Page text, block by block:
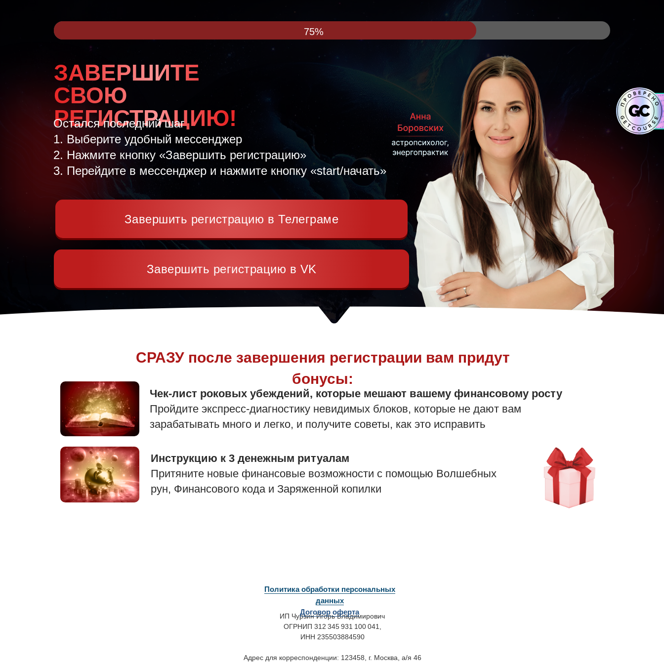
ЗАВЕРШИТЕ
СВОЮ
РЕГИСТРАЦИЮ!
Остался последний шаг
1. Выберите удобный мессенджер
2. Нажмите кнопку «Завершить регистрацию»
3. Перейдите в мессенджер и нажмите кнопку «start/начать»
Завершить регистрацию в Телеграме
Завершить регистрацию в VK
75%
Инструкцию к 3 денежным ритуалам
Притяните новые финансовые возможности с помощью Волшебных
рун, Финансового кода и Заряженной копилки
Чек-лист роковых убеждений, которые мешают вашему финансовому росту
Пройдите экспресс-диагностику невидимых блоков, которые не дают вам
зарабатывать много и легко, и получите советы, как это исправить
СРАЗУ после завершения регистрации вам придут
бонусы:
ИП Чурзин Игорь Владимирович
ОГРНИП 312 345 931 100 041,
ИНН 235503884590
Адрес для корреспонденции: 123458, г. Москва, а/я 46
Политика обработки персональных
данных
Договор оферта